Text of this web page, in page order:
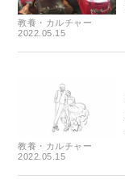
教養・カルチャー
2022.05.15
教養・カルチャー
2022.05.15